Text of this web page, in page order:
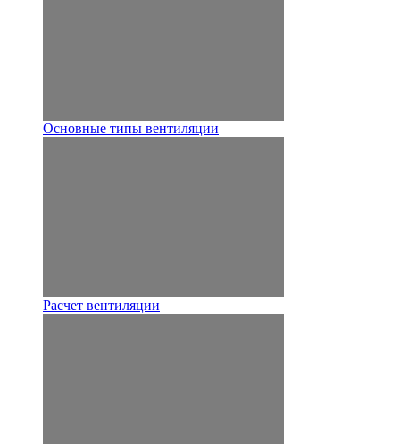
Основные типы вентиляции
Расчет вентиляции